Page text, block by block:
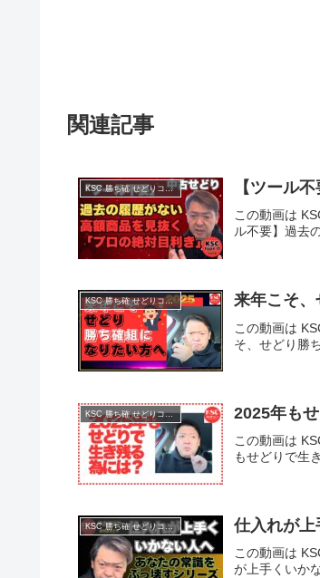
関連記事
KSC 勝ち確 せどりコミュニティ 【ツール
この動画は
ル不要】過去
KSC 勝ち確 せどりコミュニティ 来年こそ
この動画は
そ、せどり勝
KSC 勝ち確 せどりコミュニティ 2025年も
この動画は
もせどりで生
KSC 勝ち確 せどりコミュニティ 仕入れが
この動画は
が上手くいか